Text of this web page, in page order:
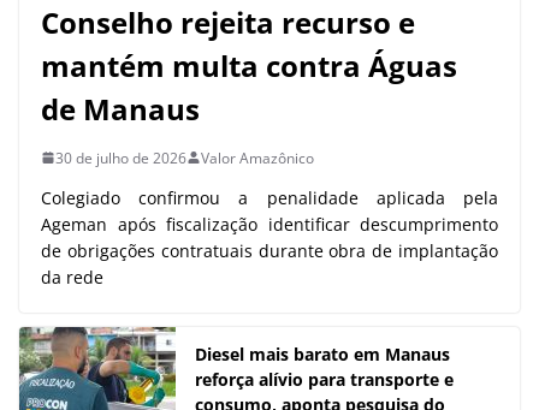
Conselho rejeita recurso e
mantém multa contra Águas
de Manaus
30 de julho de 2026 Valor Amazônico
Colegiado confirmou a penalidade aplicada pela
Ageman após fiscalização identificar descumprimento
de obrigações contratuais durante obra de implantação
da rede
Diesel mais barato em Manaus
reforça alívio para transporte e
consumo, aponta pesquisa do